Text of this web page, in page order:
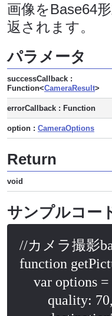
画像をBase64
返されます。
パラメータ
successCallback :
Function<CameraResult>
errorCallback : Function
option : CameraOptions
Return
void
サンプルコー
//カメラ撮影
function